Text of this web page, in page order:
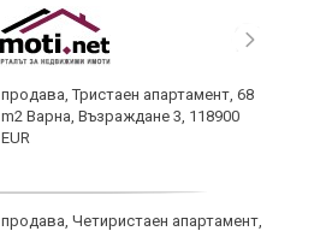
продава, Тристаен апартамент, 68
m2 Варна, Възраждане 3, 118900
EUR
продава, Четиристаен апартамент,